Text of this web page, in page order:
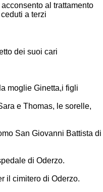
acconsento al trattamento
a terzi
dei suoi cari
moglie Ginetta,i figli
e Thomas, le sorelle,
San Giovanni Battista di
di Oderzo.
il cimitero di Oderzo.